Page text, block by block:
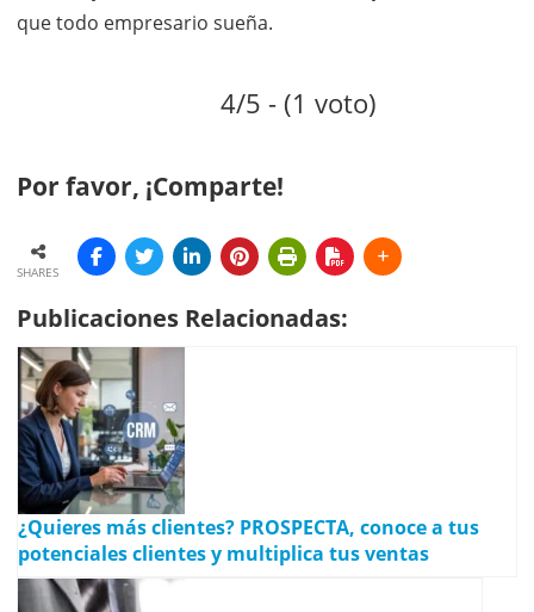
que todo empresario sueña.
4/5 - (1 voto)
Por favor, ¡Comparte!
SHARES
Publicaciones Relacionadas:
¿Quieres más clientes? PROSPECTA, conoce a tus
potenciales clientes y multiplica tus ventas